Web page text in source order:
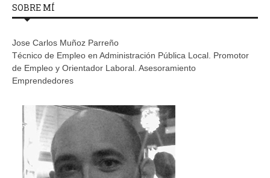
SOBRE MÍ
Jose Carlos Muñoz Parreño
Técnico de Empleo en Administración Pública Local. Promotor
de Empleo y Orientador Laboral. Asesoramiento
Emprendedores